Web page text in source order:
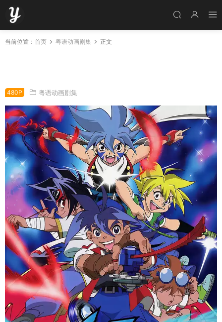
当前位置： 首页 粤语动画剧集 正文
480P 粤语动画剧集